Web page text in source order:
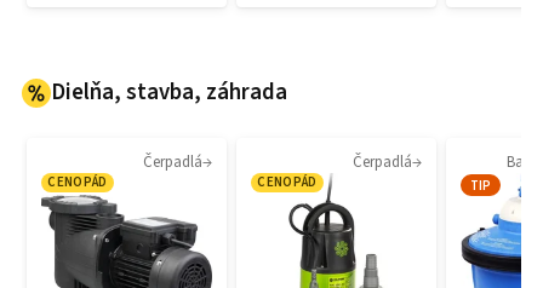
Dielňa, stavba, záhrada
Čerpadlá
CENOPÁD
Čerpadlá
CENOPÁD TIP